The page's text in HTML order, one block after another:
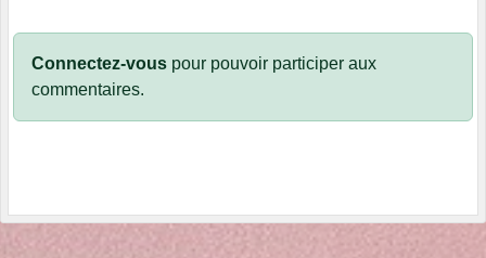
Connectez-vous pour pouvoir participer aux
commentaires.